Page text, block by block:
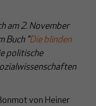
am 2. November
Buch "Die blinden
politische
von Heiner